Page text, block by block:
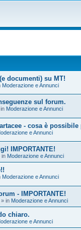
documenti) su MT!
Moderazione e Annunci
sul forum.
Moderazione e Annunci
- cosa è possibile
e Annunci
IMPORTANTE!
in Moderazione e Annunci
Moderazione e Annunci
- IMPORTANTE!
» in Moderazione e Annunci
chiaro.
e Annunci